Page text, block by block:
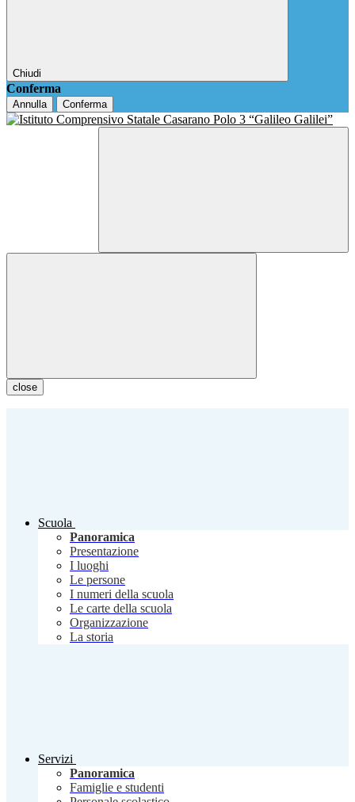
Chiudi
Conferma
Annulla Conferma
close
Scuola
Panoramica
Presentazione
I luoghi
Le persone
I numeri della scuola
Le carte della scuola
Organizzazione
La storia
Servizi
Panoramica
Famiglie e studenti